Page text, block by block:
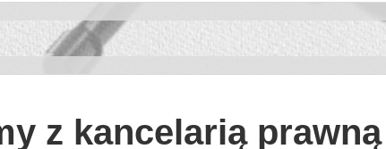
z kancelarią prawną